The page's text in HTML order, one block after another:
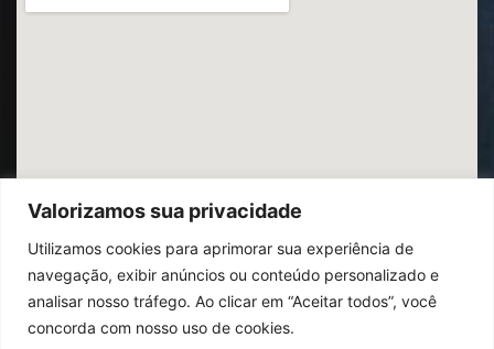
Valorizamos sua privacidade
Utilizamos cookies para aprimorar sua experiência de
navegação, exibir anúncios ou conteúdo personalizado e
analisar nosso tráfego. Ao clicar em “Aceitar todos”, você
concorda com nosso uso de cookies.